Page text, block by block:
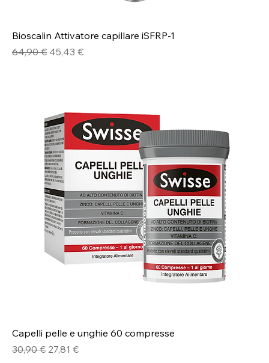
Bioscalin Attivatore capillare iSFRP-1
Prezzo regolare
64,90 € Prezzo scontato
45,43 €
Capelli pelle e unghie 60 compresse
Prezzo regolare
30,90 € Prezzo scontato
27,81 €